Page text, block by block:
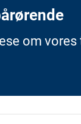
om vores